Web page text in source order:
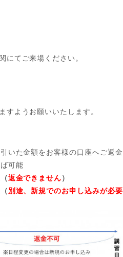
にてご来場ください。
すようお願いいたします。
た金額をお客様の口座へご返金
可能
返金できません）
別途、新規でのお申し込みが必要